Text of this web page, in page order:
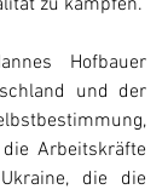
zu kämpfen.
Hofbauer
und der
Arbeitskräfte
die die